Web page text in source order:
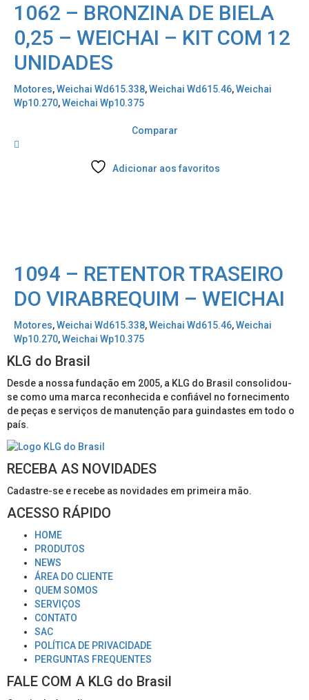
1062 – BRONZINA DE BIELA
0,25 – WEICHAI – KIT COM 12
UNIDADES
Motores,Weichai Wd615.338,Weichai Wd615.46,Weichai
Wp10.270,Weichai Wp10.375
Comparar
Adicionar aos favoritos
1094 – RETENTOR TRASEIRO
DO VIRABREQUIM – WEICHAI
Motores,Weichai Wd615.338,Weichai Wd615.46,Weichai
Wp10.270,Weichai Wp10.375
KLG do Brasil
Desde a nossa fundação em 2005, a KLG do Brasil consolidou-
se como uma marca reconhecida e confiável no fornecimento
de peças e serviços de manutenção para guindastes em todo o
país.
RECEBA AS NOVIDADES
Cadastre-se e recebe as novidades em primeira mão.
ACESSO RÁPIDO
HOME
PRODUTOS
NEWS
ÁREA DO CLIENTE
QUEM SOMOS
SERVIÇOS
CONTATO
SAC
POLÍTICA DE PRIVACIDADE
PERGUNTAS FREQUENTES
FALE COM A KLG do Brasil